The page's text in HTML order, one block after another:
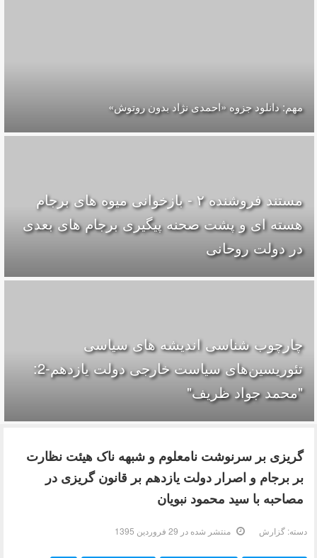
مهم: دانلود جزوه «احمدی نژاد بدون روتوش»
مستند فروشنده ۲ - بازخوانی میوه های برجام
هسته ای و پشت صحنه پیگیری برجام های بعدی
در دولت روحانی
چارچوب شناسی اندیشه های سیاسی
تئوریسین‌های سیاست خارجی دولت یازدهم-2:
"محمد جواد ظریف"
گریزی بر سرنوشت نامعلوم و شبهه ناک هیئت نظارت
بر برجام و اصرار دولت یازدهم بر قانون گریزی در
مصاحبه با سید محمود نبویان
دسته:گزارش منتشر شده در 29 فروردين 1395